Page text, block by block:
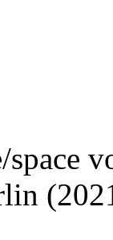
space